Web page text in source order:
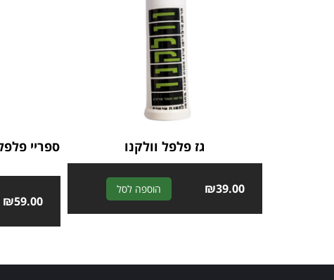
גז פלפל וולקנו
₪39.00 הוספה לסל
l
t
n
₪59.00